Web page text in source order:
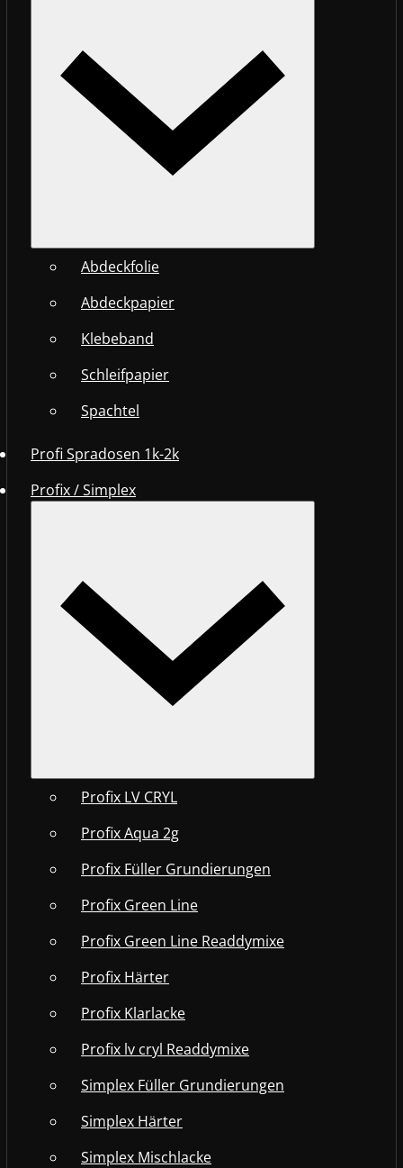
Abdeckfolie
Abdeckpapier
Klebeband
Schleifpapier
Spachtel
Profi Spradosen 1k-2k
Profix / Simplex
Profix LV CRYL
Profix Aqua 2g
Profix Füller Grundierungen
Profix Green Line
Profix Green Line Readdymixe
Profix Härter
Profix Klarlacke
Profix lv cryl Readdymixe
Simplex Füller Grundierungen
Simplex Härter
Simplex Mischlacke